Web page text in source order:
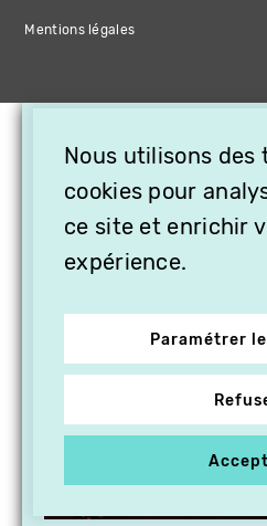
Mentions légales
Nous utilisons des
cookies pour
ce site et enrichir
expérience.
Paramétrer
OFFREZ LA
CADEAU,
PROCHES À